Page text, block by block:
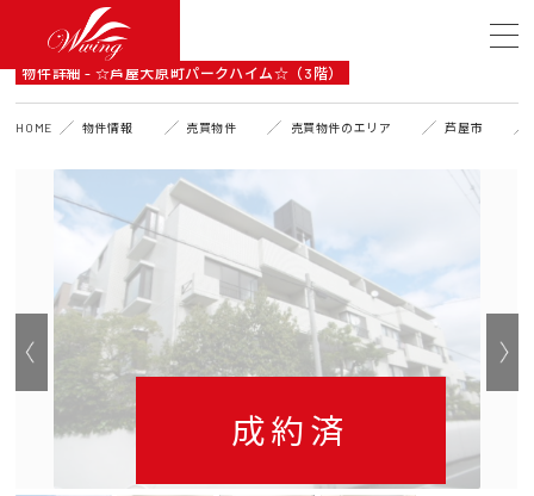
DETAIL
物件詳細 - ☆芦屋大原町パークハイム☆（3階）
HOME 物件情報 売買物件 売買物件のエリア 芦屋市
成約済